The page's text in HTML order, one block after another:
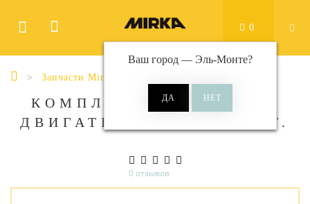
Ваш город — Эль-Монте?
0
Запчасти Mirka
КОМПЛЕКТ ЩЁТОК ДЛЯ
ДВИГАТЕЛЯ VC915. 2 ШТ.
0 отзывов